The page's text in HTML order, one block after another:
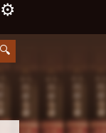
⚙️